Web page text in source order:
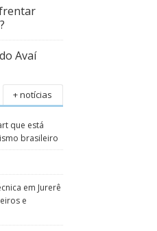
Avaí
+ notícias
que está
brasileiro
em Jurerê
e